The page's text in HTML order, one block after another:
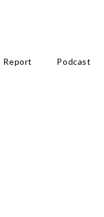
Report Podcast